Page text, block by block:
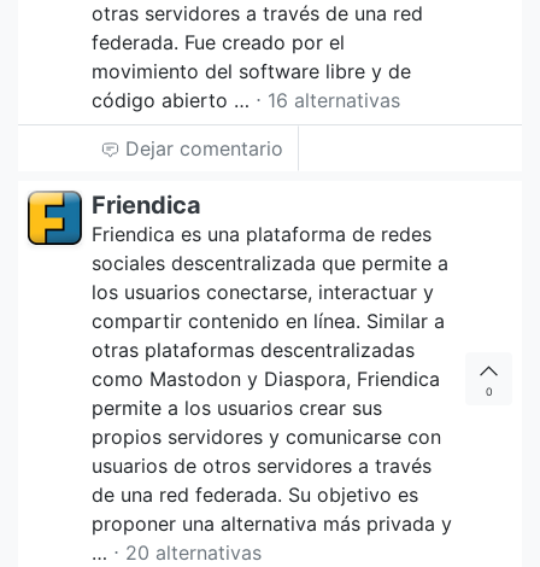
otras servidores a través de una red
federada. Fue creado por el
movimiento del software libre y de
código abierto … ⋅ 16 alternativas
Dejar comentario
Friendica
Friendica es una plataforma de redes
sociales descentralizada que permite a
los usuarios conectarse, interactuar y
compartir contenido en línea. Similar a
otras plataformas descentralizadas
como Mastodon y Diaspora, Friendica
permite a los usuarios crear sus
propios servidores y comunicarse con
usuarios de otros servidores a través
de una red federada. Su objetivo es
proponer una alternativa más privada y
… ⋅ 20 alternativas
0